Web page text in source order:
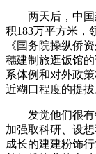
两天后，中国
积183万平方米，
《国务院操纵侨
穗建制旅逛饭馆
系体例和对外政
近糊口程度的提拔
发觉他们很有
加强取科研、设
成长的建建粉饰